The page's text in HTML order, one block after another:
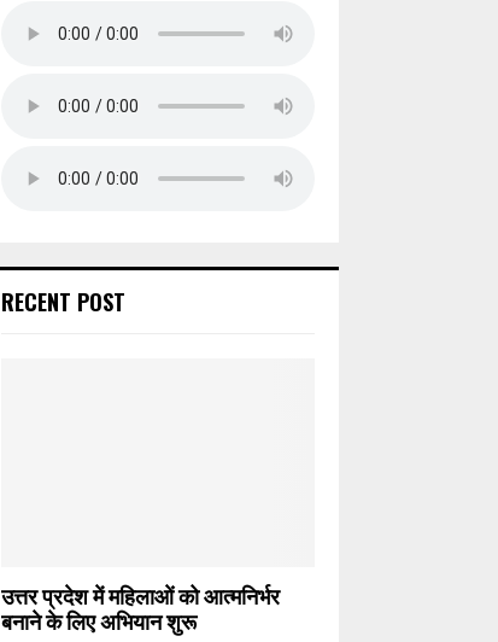
RECENT POST
उत्तर प्रदेश में महिलाओं को आत्मनिर्भर
बनाने के लिए अभियान शुरू